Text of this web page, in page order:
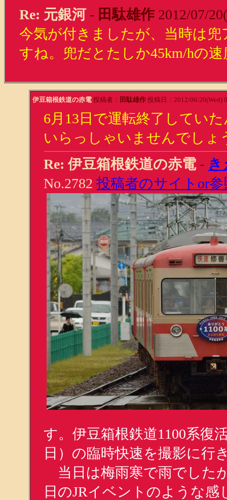
Re: 元銀河- 田駄雄作 2012/07/
今気が付きましたが、当時は
すね。兜だとたしか45km/hの
伊豆箱根鉄道の赤電 投稿者： 田駄雄作 投稿日：2012/06/20(Wed)
6月13日で運転終了してい
いらっしゃいませんでしょ
Re: 伊豆箱根鉄道の赤電-
No.2782 投稿者のサイトor
す。伊豆箱根鉄道1100系復
日）の臨時快速を撮影に行
当日は梅雨寒で雨でした
日のJRイベントのような